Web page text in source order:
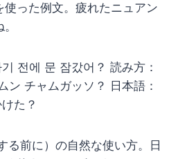
った例文。疲れたニュアン
전에 문 잠갔어？ 読み方：
ン チャムガッソ？ 日本語：
た？
る前に）の自然な使い方。日